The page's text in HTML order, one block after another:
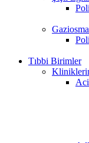
Tıbbi Birimler